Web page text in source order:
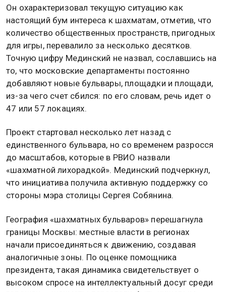
Он охарактеризовал текущую ситуацию как
настоящий бум интереса к шахматам, отметив, что
количество общественных пространств, пригодных
для игры, перевалило за несколько десятков.
Точную цифру Мединский не назвал, сославшись на
то, что московские департаменты постоянно
добавляют новые бульвары, площадки и площади,
из-за чего счет сбился: по его словам, речь идет о
47 или 57 локациях.
Проект стартовал несколько лет назад с
единственного бульвара, но со временем разросся
до масштабов, которые в РВИО назвали
«шахматной лихорадкой». Мединский подчеркнул,
что инициатива получила активную поддержку со
стороны мэра столицы Сергея Собянина.
География «шахматных бульваров» перешагнула
границы Москвы: местные власти в регионах
начали присоединяться к движению, создавая
аналогичные зоны. По оценке помощника
президента, такая динамика свидетельствует о
высоком спросе на интеллектуальный досуг среди